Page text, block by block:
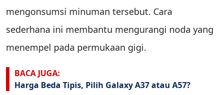
mengonsumsi minuman tersebut. Cara
sederhana ini membantu mengurangi noda yang
menempel pada permukaan gigi.
BACA JUGA:
Harga Beda Tipis, Pilih Galaxy A37 atau A57?